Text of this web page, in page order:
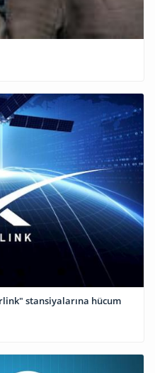
stansiyalarına hücum